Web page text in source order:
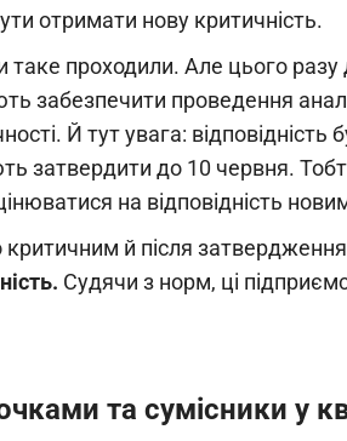
отримати нову критичність.
таке проходили. Але цього
забезпечити проведення
Й тут увага:
затвердити до 10 червня.
на відповідність
й після затвердження
Судячи з норм, ці
та сумісники у